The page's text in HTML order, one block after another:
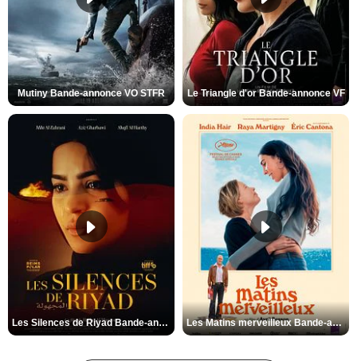
Mutiny Bande-annonce VO STFR Le Triangle d'or Bande-annonce VF
Les Silences de Riyad Bande-annonce VO STFR Les Matins merveilleux Bande-annonce VF